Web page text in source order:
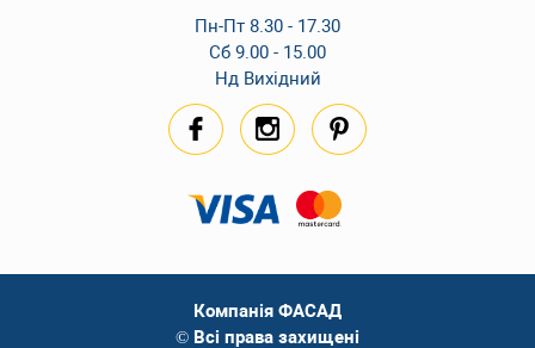
Пн-Пт 8.30 - 17.30
Сб 9.00 - 15.00
Нд Вихідний
Компанія ФАСАД
© Всі права захищені